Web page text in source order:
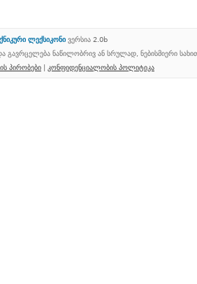
ლექსიკონი ვერსია 2.0b
გავრცელება ნაწილობრივ ან სრულად, ნებისმიერი
პირობები | კონფიდენციალობის პოლიტიკა